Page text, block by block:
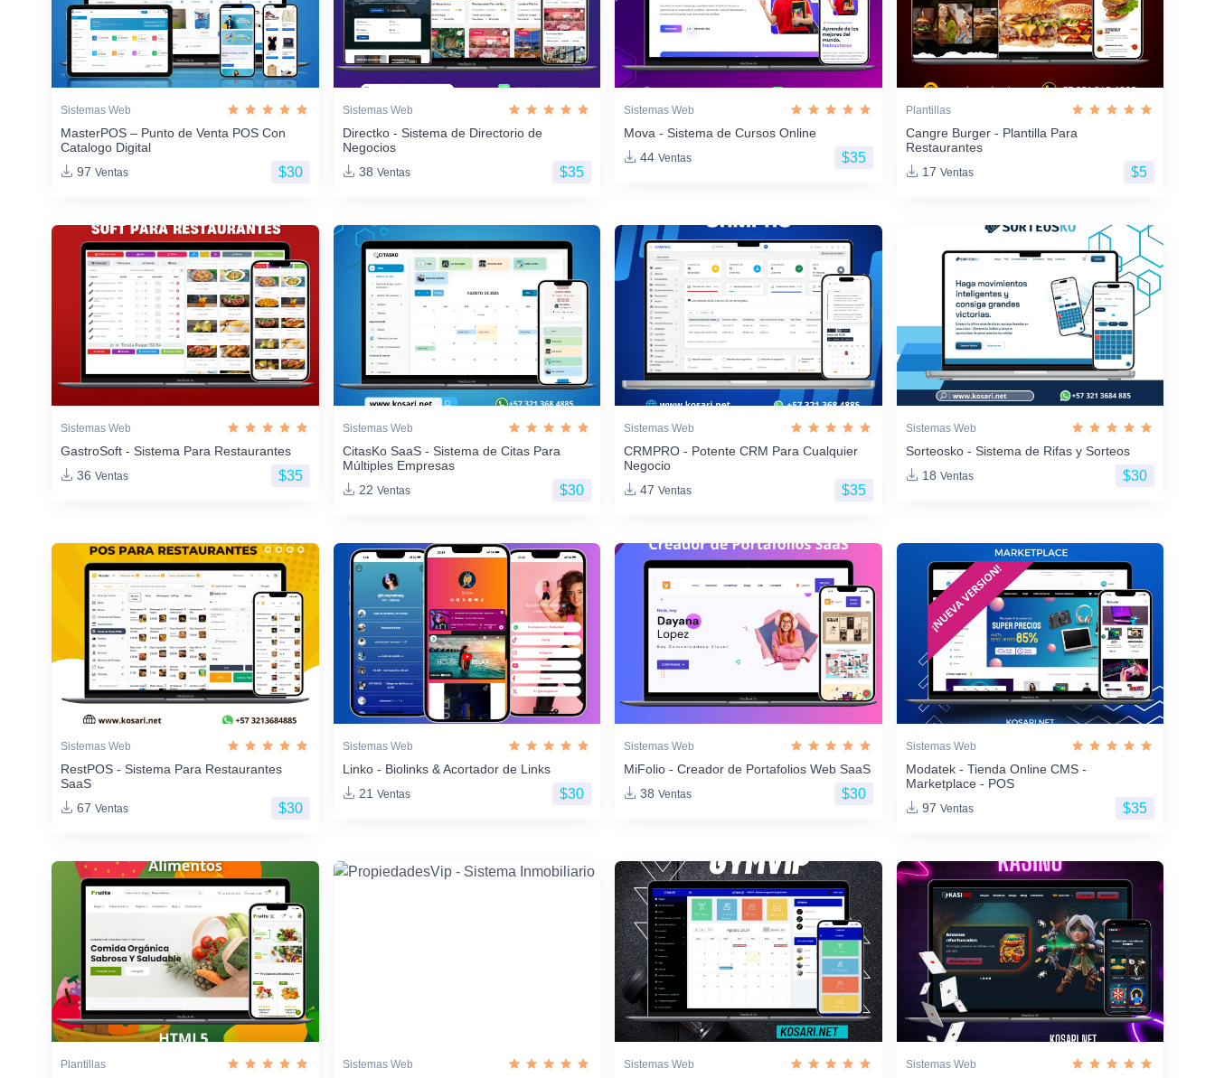
Sistemas Web
MasterPOS – Punto de Venta POS Con
Catalogo Digital
97 Ventas $30
Sistemas Web
Directko - Sistema de Directorio de
Negocios
38 Ventas $35
Sistemas Web
Mova - Sistema de Cursos Online
44 Ventas $35
Plantillas
Cangre Burger - Plantilla Para
Restaurantes
17 Ventas $5
Sistemas Web
GastroSoft - Sistema Para Restaurantes
36 Ventas $35
Sistemas Web
CitasKo SaaS - Sistema de Citas Para
Múltiples Empresas
22 Ventas $30
Sistemas Web
CRMPRO - Potente CRM Para Cualquier
Negocio
47 Ventas $35
Sistemas Web
Sorteosko - Sistema de Rifas y Sorteos
18 Ventas $30
Sistemas Web
RestPOS - Sistema Para Restaurantes
SaaS
67 Ventas $30
Sistemas Web
Linko - Biolinks & Acortador de Links
21 Ventas $30
Sistemas Web
MiFolio - Creador de Portafolios Web SaaS
38 Ventas $30
Sistemas Web
Modatek - Tienda Online CMS -
Marketplace - POS
97 Ventas $35
Plantillas Sistemas Web Sistemas Web Sistemas Web